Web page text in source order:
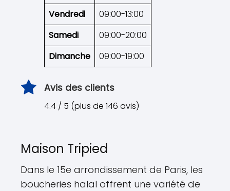
Vendredi
09:00-13:00
Samedi
09:00-20:00
Dimanche
09:00-19:00
Avis des clients
4.4 / 5 (plus de 146 avis)
Maison Tripied
Dans le 15e arrondissement de Paris, les
boucheries halal offrent une variété de